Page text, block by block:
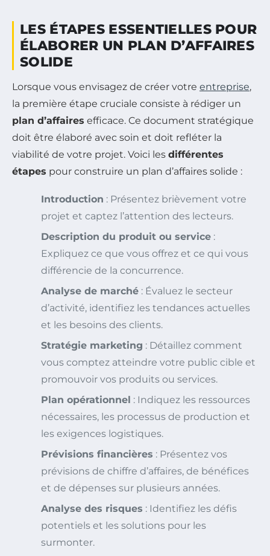
LES ÉTAPES ESSENTIELLES POUR
ÉLABORER UN PLAN D’AFFAIRES
SOLIDE
Lorsque vous envisagez de créer votre entreprise,
la première étape cruciale consiste à rédiger un
plan d’affaires efficace. Ce document stratégique
doit être élaboré avec soin et doit refléter la
viabilité de votre projet. Voici les différentes
étapes pour construire un plan d’affaires solide :
Introduction : Présentez brièvement votre
projet et captez l’attention des lecteurs.
Description du produit ou service :
Expliquez ce que vous offrez et ce qui vous
différencie de la concurrence.
Analyse de marché : Évaluez le secteur
d’activité, identifiez les tendances actuelles
et les besoins des clients.
Stratégie marketing : Détaillez comment
vous comptez atteindre votre public cible et
promouvoir vos produits ou services.
Plan opérationnel : Indiquez les ressources
nécessaires, les processus de production et
les exigences logistiques.
Prévisions financières : Présentez vos
prévisions de chiffre d’affaires, de bénéfices
et de dépenses sur plusieurs années.
Analyse des risques : Identifiez les défis
potentiels et les solutions pour les
surmonter.